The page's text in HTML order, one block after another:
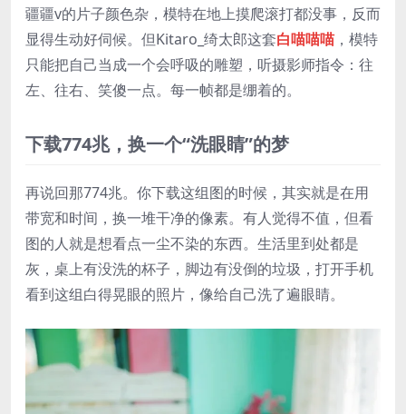
疆疆v的片子颜色杂，模特在地上摸爬滚打都没事，反而
显得生动好伺候。但Kitaro_绮太郎这套白喵喵喵，模特
只能把自己当成一个会呼吸的雕塑，听摄影师指令：往
左、往右、笑傻一点。每一帧都是绷着的。
下载774兆，换一个“洗眼睛”的梦
再说回那774兆。你下载这组图的时候，其实就是在用
带宽和时间，换一堆干净的像素。有人觉得不值，但看
图的人就是想看点一尘不染的东西。生活里到处都是
灰，桌上有没洗的杯子，脚边有没倒的垃圾，打开手机
看到这组白得晃眼的照片，像给自己洗了遍眼睛。